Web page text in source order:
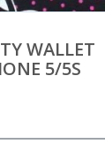
WALLET
5/5S